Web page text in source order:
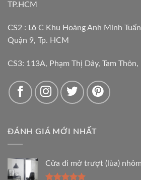
TP.HCM
CS2 : Lô C Khu Hoàng Anh Minh
Quận 9, Tp. HCM
CS3: 113A, Phạm Thị Dây, Tam
ĐÁNH GIÁ MỚI NHẤT
Cửa đi mở trượt (lùa)